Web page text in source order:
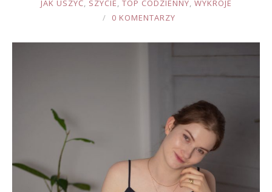
JOULE
JAK USZYĆ, SZYCIE, TOP CODZIENNY, WYKROJE
0 KOMENTARZY